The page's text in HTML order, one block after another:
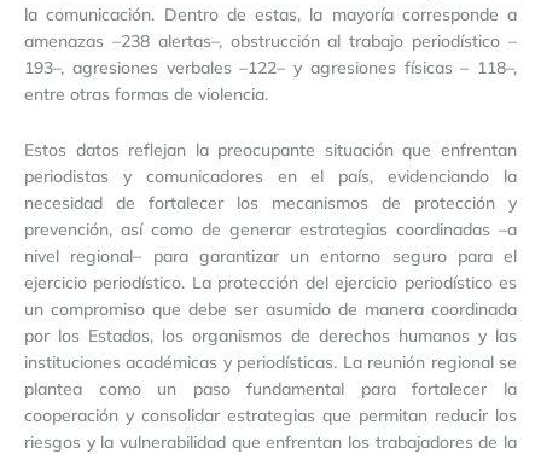
la comunicación. Dentro de estas, la mayoría corresponde a
amenazas –238 alertas–, obstrucción al trabajo periodístico –
193–, agresiones verbales –122– y agresiones físicas – 118–,
entre otras formas de violencia.
Estos datos reflejan la preocupante situación que enfrentan
periodistas y comunicadores en el país, evidenciando la
necesidad de fortalecer los mecanismos de protección y
prevención, así como de generar estrategias coordinadas –a
nivel regional– para garantizar un entorno seguro para el
ejercicio periodístico. La protección del ejercicio periodístico es
un compromiso que debe ser asumido de manera coordinada
por los Estados, los organismos de derechos humanos y las
instituciones académicas y periodísticas. La reunión regional se
plantea como un paso fundamental para fortalecer la
cooperación y consolidar estrategias que permitan reducir los
riesgos y la vulnerabilidad que enfrentan los trabajadores de la